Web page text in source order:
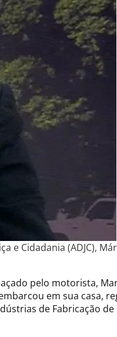
e Cidadania (ADJC),
pelo motorista,
em sua casa,
de Fabricação de